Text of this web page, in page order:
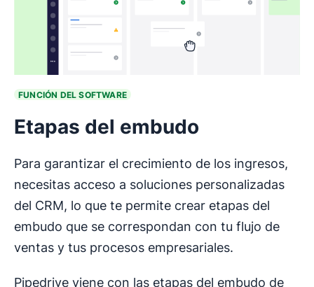
FUNCIÓN DEL SOFTWARE
Etapas del embudo
Para garantizar el crecimiento de los ingresos,
necesitas acceso a soluciones personalizadas
del CRM, lo que te permite crear etapas del
embudo que se correspondan con tu flujo de
ventas y tus procesos empresariales.
Pipedrive viene con las etapas del embudo de